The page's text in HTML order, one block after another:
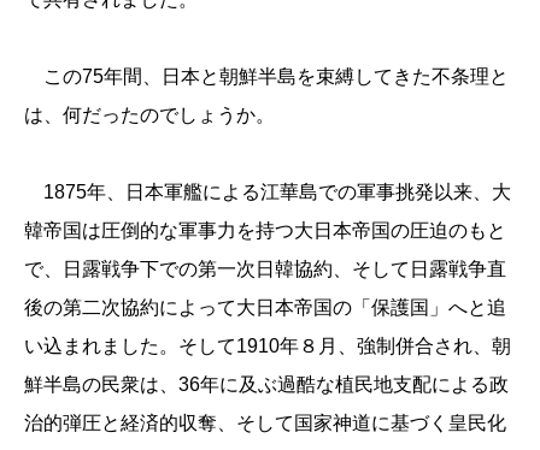
この75年間、日本と朝鮮半島を束縛してきた不条理と
は、何だったのでしょうか。
1875年、日本軍艦による江華島での軍事挑発以来、大
韓帝国は圧倒的な軍事力を持つ大日本帝国の圧迫のもと
で、日露戦争下での第一次日韓協約、そして日露戦争直
後の第二次協約によって大日本帝国の「保護国」へと追
い込まれました。そして1910年８月、強制併合され、朝
鮮半島の民衆は、36年に及ぶ過酷な植民地支配による政
治的弾圧と経済的収奪、そして国家神道に基づく皇民化